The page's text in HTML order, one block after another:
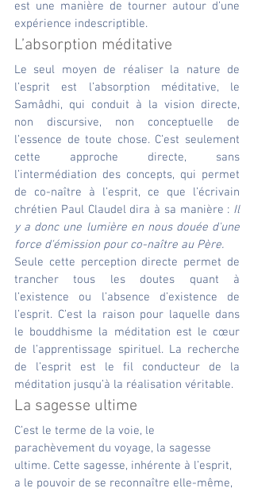
est une manière de tourner autour d’une
expérience indescriptible.
L’absorption méditative
Le seul moyen de réaliser la nature de
l’esprit est l’absorption méditative, le
Samâdhi, qui conduit à la vision directe,
non discursive, non conceptuelle de
l’essence de toute chose. C’est seulement
cette approche directe, sans
l’intermédiation des concepts, qui permet
de co-naître à l’esprit, ce que l’écrivain
chrétien Paul Claudel dira à sa manière : Il
y a donc une lumière en nous douée d'une
force d'émission pour co-naître au Père.
Seule cette perception directe permet de
trancher tous les doutes quant à
l’existence ou l’absence d’existence de
l’esprit. C’est la raison pour laquelle dans
le bouddhisme la méditation est le cœur
de l’apprentissage spirituel. La recherche
de l’esprit est le fil conducteur de la
méditation jusqu’à la réalisation véritable.
La sagesse ultime
C’est le terme de la voie, le
parachèvement du voyage, la sagesse
ultime. Cette sagesse, inhérente à l’esprit,
a le pouvoir de se reconnaître elle-même,